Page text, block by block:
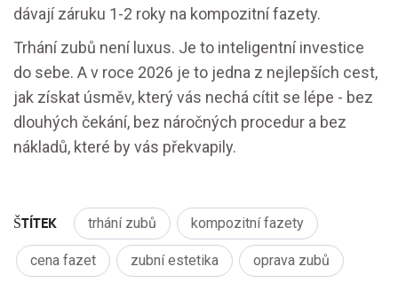
dávají záruku 1-2 roky na kompozitní fazety.
Trhání zubů není luxus. Je to inteligentní investice
do sebe. A v roce 2026 je to jedna z nejlepších cest,
jak získat úsměv, který vás nechá cítit se lépe - bez
dlouhých čekání, bez náročných procedur a bez
nákladů, které by vás překvapily.
ŠTÍTEK trhání zubů kompozitní fazety
cena fazet zubní estetika oprava zubů